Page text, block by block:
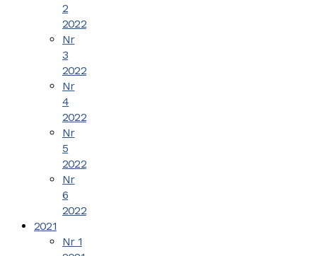
2
2022
Nr
3
2022
Nr
4
2022
Nr
5
2022
Nr
6
2022
2021
Nr 1